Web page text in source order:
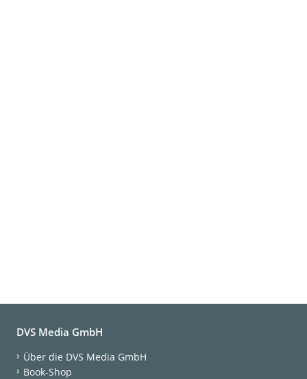
DVS Media GmbH
Über die DVS Media GmbH
Book-Shop